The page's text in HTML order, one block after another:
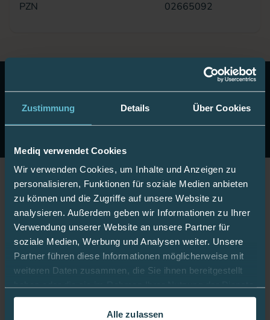
Zustimmung Details Über Cookies
Mediq verwendet Cookies
Wir verwenden Cookies, um Inhalte und Anzeigen zu
personalisieren, Funktionen für soziale Medien anbieten
zu können und die Zugriffe auf unsere Website zu
analysieren. Außerdem geben wir Informationen zu Ihrer
Verwendung unserer Website an unsere Partner für
soziale Medien, Werbung und Analysen weiter. Unsere
Partner führen diese Informationen möglicherweise mit
weiteren Daten zusammen, die Sie ihnen bereitgestellt
gesammelt haben.
Alle zulassen
PZN 02665092
Abonnieren Sie unseren Newsletter
Ihre nächste Onlinebestellung.
Jetzt Fan werden!
Bleiben Sie gut informiert:
Mediq App